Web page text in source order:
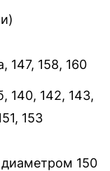
147, 158, 160
140, 142, 143,
153
150